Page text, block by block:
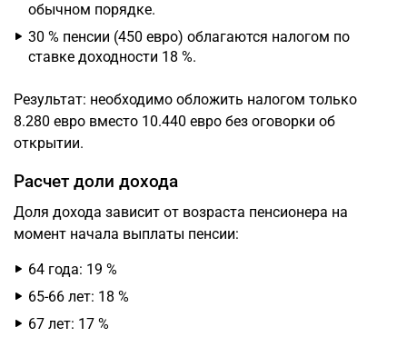
обычном порядке.
30 % пенсии (450 евро) облагаются налогом по
ставке доходности 18 %.
Результат: необходимо обложить налогом только
8.280 евро вместо 10.440 евро без оговорки об
открытии.
Расчет доли дохода
Доля дохода зависит от возраста пенсионера на
момент начала выплаты пенсии:
64 года: 19 %
65-66 лет: 18 %
67 лет: 17 %